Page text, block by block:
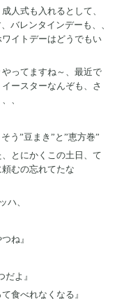
人式も入れるとして、
バレンタインデーも、、
イトデーはどうでもい
ってますね～、最近で
ースターなんぞも、さ
、
う”豆まき”と”恵方巻”
とにかくこの土日、て
むの忘れてたな
ハ、
ね』
よ』
食べれなくなる』